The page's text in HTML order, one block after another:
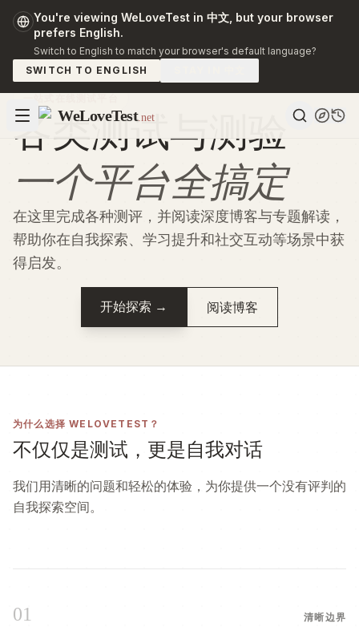
You're viewing WeLoveTest in 中文, but your browser
prefers English.
Switch to English to match your browser's default language?
SWITCH TO ENGLISH
WeLoveTest.net
各类测试与测验
一个平台全搞定
在这里完成各种测评，并阅读深度博客与专题解读，
帮助你在自我探索、学习提升和社交互动等场景中获
得启发。
开始探索 → 阅读博客
为什么选择 WELOVETEST？
不仅仅是测试，更是自我对话
我们用清晰的问题和轻松的体验，为你提供一个没有评判的
自我探索空间。
01 清晰边界